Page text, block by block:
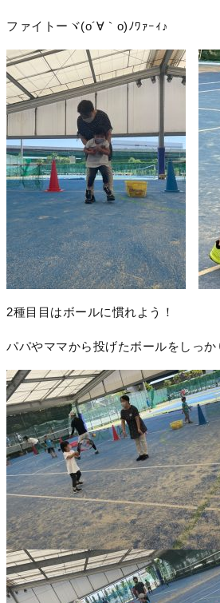
ファイトーヾ(o´∀｀o)ﾉﾜｧｰｨ♪
2種目目はボールに慣れよう！
パパやママから投げたボールをしっ